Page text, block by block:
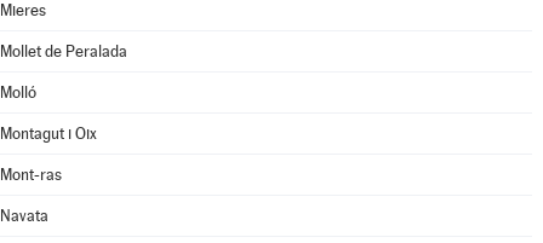
Mieres
Mollet de Peralada
Molló
Montagut i Oix
Mont-ras
Navata